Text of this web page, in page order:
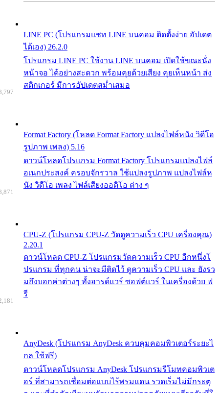
LINE PC (โปรแกรมแชท LINE บนคอม ติดตั้งง่าย อัปเดต
ได้เอง) 26.2.0
โปรแกรม LINE PC ใช้งาน LINE บนคอม เปิดใช้ขณะนั่ง
หน้าจอ ได้อย่างสะดวก พร้อมคุยด้วยเสียง คุยเห็นหน้า ส่ง
สติกเกอร์ มีการอัปเดตสม่ำเสมอ
Format Factory (โหลด Format Factory แปลงไฟล์หนัง วิดีโอ
รูปภาพ เพลง) 5.16
ดาวน์โหลดโปรแกรม Format Factory โปรแกรมแปลงไฟล์
อเนกประสงค์ ครอบจักรวาล ใช้แปลงรูปภาพ แปลงไฟล์ห
นัง วิดีโอ เพลง ไฟล์เสียงออดิโอ ต่าง ๆ
CPU-Z (โปรแกรม CPU-Z วัดดูความเร็ว CPU เครื่องคุณ)
2.20.1
ดาวน์โหลด CPU-Z โปรแกรมวัดความเร็ว CPU อีกหนึ่งโ
ปรแกรม ที่ทุกคน น่าจะมีติดไว้ ดูความเร็ว CPU และ ยังรว
มถึงบอกค่าต่างๆ ทั้งฮารด์แวร์ ซอฟต์แวร์ ในเครื่องด้วย ฟ
รี
AnyDesk (โปรแกรม AnyDesk ควบคุมคอมพิวเตอร์ระยะไ
กล ใช้ฟรี)
ดาวน์โหลดโปรแกรม AnyDesk โปรแกรมรีโมทคอมพิวเต
อร์ ที่สามารถเชื่อมต่อแบบไร้พรมแดน รวดเร็มไม่มีกระตุ